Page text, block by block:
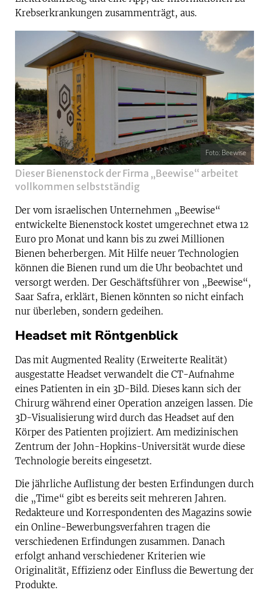
Krebserkrankungen zusammenträgt, aus.
Foto: Beewise
Dieser Bienenstock der Firma „Beewise“ arbeitet
vollkommen selbstständig
Der vom israelischen Unternehmen „Beewise“
entwickelte Bienenstock kostet umgerechnet etwa 12
Euro pro Monat und kann bis zu zwei Millionen
Bienen beherbergen. Mit Hilfe neuer Technologien
können die Bienen rund um die Uhr beobachtet und
versorgt werden. Der Geschäftsführer von „Beewise“,
Saar Safra, erklärt, Bienen könnten so nicht einfach
nur überleben, sondern gedeihen.
Headset mit Röntgenblick
Das mit Augmented Reality (Erweiterte Realität)
ausgestatte Headset verwandelt die CT-Aufnahme
eines Patienten in ein 3D-Bild. Dieses kann sich der
Chirurg während einer Operation anzeigen lassen. Die
3D-Visualisierung wird durch das Headset auf den
Körper des Patienten projiziert. Am medizinischen
Zentrum der John-Hopkins-Universität wurde diese
Technologie bereits eingesetzt.
Die jährliche Auflistung der besten Erfindungen durch
die „Time“ gibt es bereits seit mehreren Jahren.
Redakteure und Korrespondenten des Magazins sowie
ein Online-Bewerbungsverfahren tragen die
verschiedenen Erfindungen zusammen. Danach
erfolgt anhand verschiedener Kriterien wie
Originalität, Effizienz oder Einfluss die Bewertung der
Produkte.